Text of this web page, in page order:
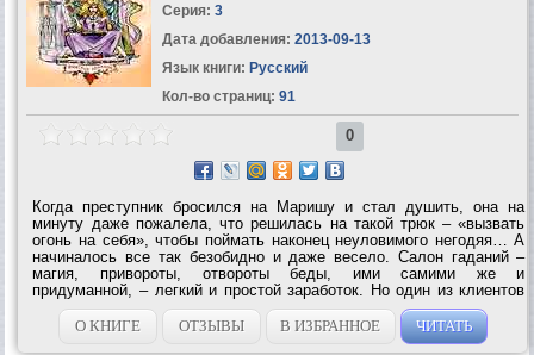
Серия: 3
Дата добавления: 2013-09-13
Язык книги: Русский
Кол-во страниц: 91
0
Когда преступник бросился на Маришу и стал душить, она на
минуту даже пожалела, что решилась на такой трюк – «вызвать
огонь на себя», чтобы поймать наконец неуловимого негодяя… А
начиналось все так безобидно и даже весело. Салон гаданий –
магия, привороты, отвороты беды, ими самими же и
придуманной, – легкий и простой заработок. Но один из клиентов
взял с них слово: если их магия не спасет его от смерти, они
должны найти убийцу. Она и...
О КНИГЕ ОТЗЫВЫ В ИЗБРАННОЕ ЧИТАТЬ